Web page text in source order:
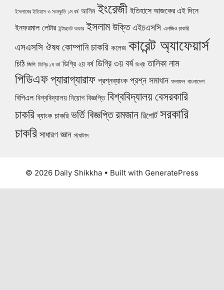
ইসলামের ইতিহাস ও সংস্কৃতি ১ম বর্ষ আলিম ইংরেজী ইতিহাসে আজকের এই দিনে
ইনফরমাল লেটার ইন্টারনেট অফার ইসলাম উক্তি এইচএসসি এনজিও চাকরি
এসএসসি ঔষধ কোম্পানি চাকরি কলেজ কারেন্ট অ্যাফেয়ার্স
চিঠি জিপি ডিগ্রি ১ম বর্ষ ডিগ্রি ২য় বর্ষ ডিগ্রি ৩য় বর্ষ ডিগ্রী তালিকা নাম
পিডিএফপ্যারাগ্যারাফ প্রশ্নব্যাংক প্রশ্ন সমাধান ফলাফল বাংলাদেশ
বিপিএল বিশ্ববিদ্যালয় নিয়োগ বিজ্ঞপ্তি বিশ্ববিদ্যালয়বেসরকারি
চাকরি ব্যাংক চাকরি ভর্তি বিজ্ঞপ্তিরমজান রিপোর্ট সরকারি
চাকরি সাধারণ জ্ঞান স্ট্যাটাস
© 2026 Daily Shikkha • Built with GeneratePress